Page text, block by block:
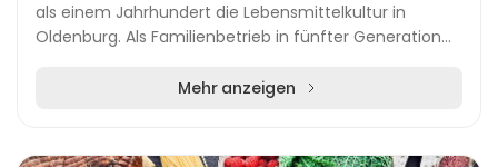
als einem Jahrhundert die Lebensmittelkultur in
Oldenburg. Als Familienbetrieb in fünfter Generation
Mehr anzeigen